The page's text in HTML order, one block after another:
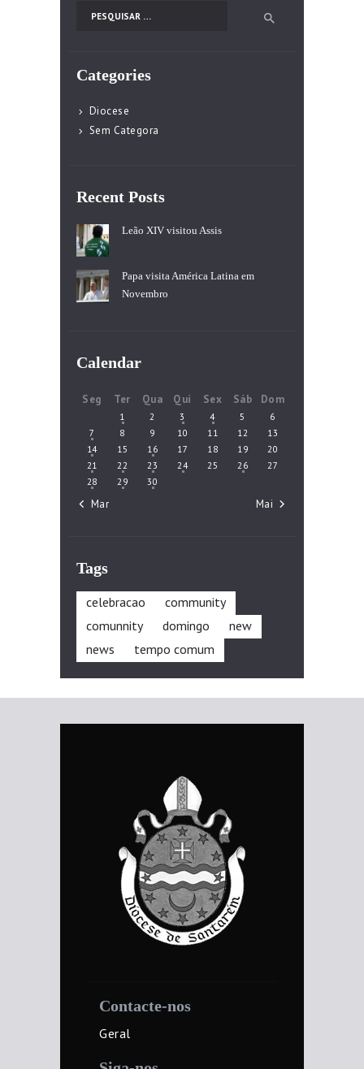
Categories
Diocese
Sem Categora
Recent Posts
Leão XIV visitou Assis
Papa visita América Latina em
Novembro
Calendar
Seg Ter Qua Qui Sex Sáb Dom
1 2 3 4 5
6
7
8 9 10 11 12
13
14
15 16 17 18 19
20
21
22 23 24 25 26
27
28
29 30
« Mar Mai »
Tags
celebracao
community
comunnity
domingo
new
news
tempo comum
Contacte-nos
Geral